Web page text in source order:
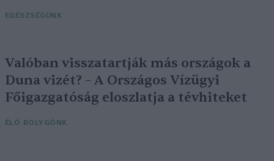
EGÉSZSÉGÜNK
Valóban visszatartják más országok a
Duna vizét? – A Országos Vízügyi
Főigazgatóság eloszlatja a tévhiteket
ÉLŐ BOLYGÓNK